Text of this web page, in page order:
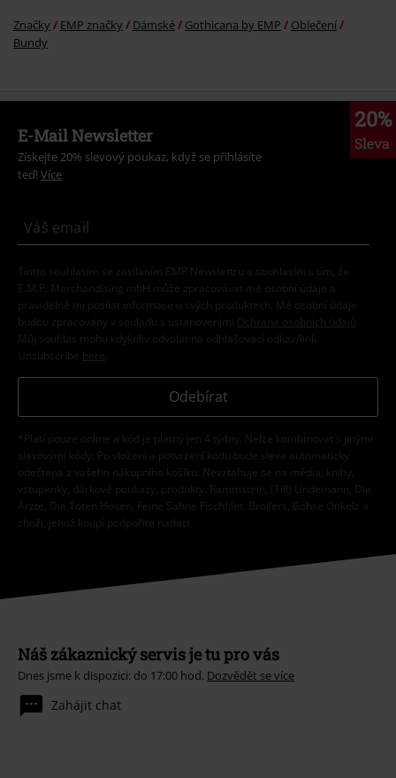
Značky EMP značky Dámské Gothicana by EMP
Oblečení
Bundy
20%
Sleva
E-Mail Newsletter
Získejte 20% slevový poukaz, když se přihlásíte
teď! Více
Tímto souhlasím se zasíláním EMP Newslettru a souhlasím s tím, že
E.M.P. Merchandising mbH může zpracovávat mé osobní údaje a
pravidelně mi posílat informace o svých produktech. Mé osobní údaje
budou zpracovány v souladu s ustanoveními
Ochrana osobních údajů
Můj souhlas mohu kdykoliv odvolat na odhlašovací odkaz/link.
Unsubscribe here
Odebírat
*Platí pouze online a kód je platný jen 4 týdny. Nelze kombinovat s jinými
slevovými kódy. Po vložení a potvrzení kódu bude sleva automaticky
odečtena z vašeho nákupního košíku. Nevztahuje se na média, knihy,
vstupenky, dárkové poukazy, produkty: Rammstein, (Till) Lindemann, Die
Ärzte, Die Toten Hosen, Feine Sahne Fischfilet, Broilers, Böhse Onkelz a
zboží, jehož koupí podpoříte nadaci.
Náš zákaznický servis je tu pro vás
Dnes jsme k dispozici: do 17:00 hod. Dozvědět se více
Zahájit chat